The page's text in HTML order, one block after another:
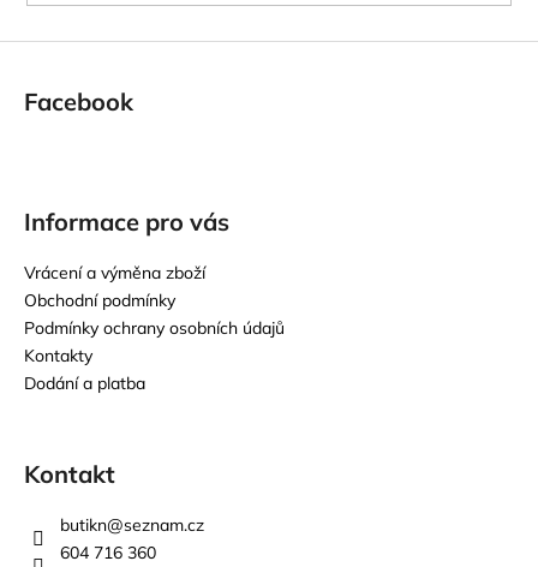
Facebook
Informace pro vás
Vrácení a výměna zboží
Obchodní podmínky
Podmínky ochrany osobních údajů
Kontakty
Dodání a platba
Kontakt
butikn@seznam.cz
604 716 360